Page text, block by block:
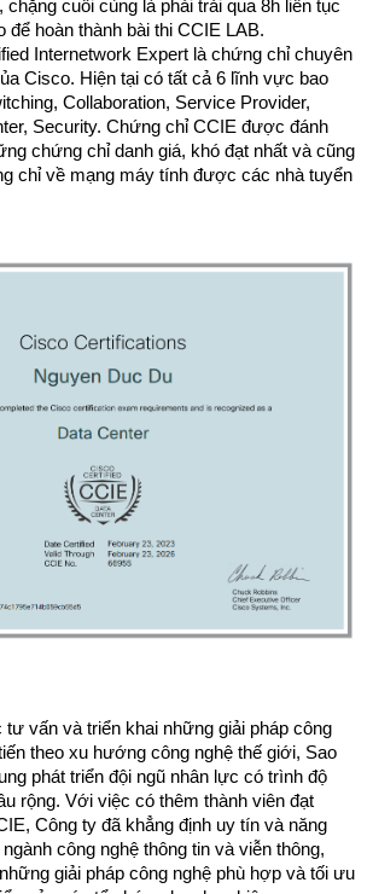
cuối cùng là phải trải qua 8h liên tục
để hoàn thành bài thi CCIE LAB.
Internetwork Expert là chứng chỉ chuyên
Cisco. Hiện tại có tất cả 6 lĩnh vực bao
Collaboration, Service Provider,
Security. Chứng chỉ CCIE được đánh
chứng chỉ danh giá, khó đạt nhất và cũng
chỉ về mạng máy tính được các nhà tuyển
vấn và triển khai những giải pháp công
theo xu hướng công nghệ thế giới, Sao
phát triển đội ngũ nhân lực có trình độ
rộng. Với việc có thêm thành viên đạt
Công ty đã khẳng định uy tín và năng
công nghệ thông tin và viễn thông,
giải pháp công nghệ phù hợp và tối ưu